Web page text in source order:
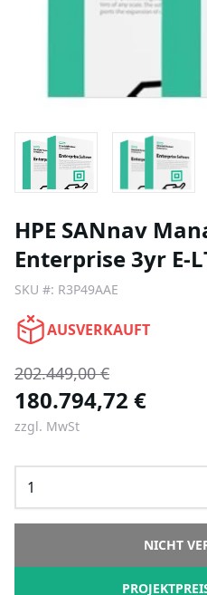
HPE SANnav
Enterprise 3yr E-
SKU #: R3P49AAE
AUSVERKAUFT
202.449,00 €
180.794,72 €
zzgl. MwSt
NICHT